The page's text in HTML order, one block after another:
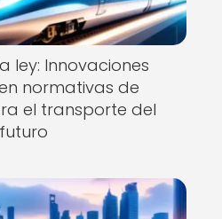
ley: Innovaciones
normativas de
el transporte del
futuro